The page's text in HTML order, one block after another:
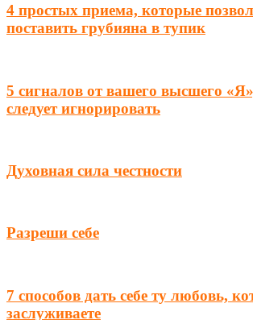
4 простых приема, которые
поставить грубияна в тупик
5 сигналов от вашего высшего
следует игнорировать
Духовная сила честности
Разреши себе
7 способов дать себе ту любовь,
заслуживаете